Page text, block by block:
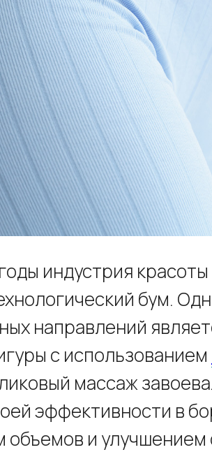
индустрия
бум.
направлений
с использованием
массаж
эффективности в
и улучшением